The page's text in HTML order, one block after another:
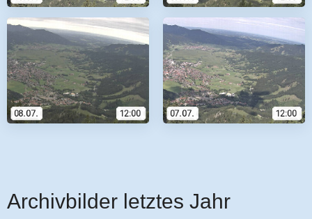
Archivbilder letztes Jahr